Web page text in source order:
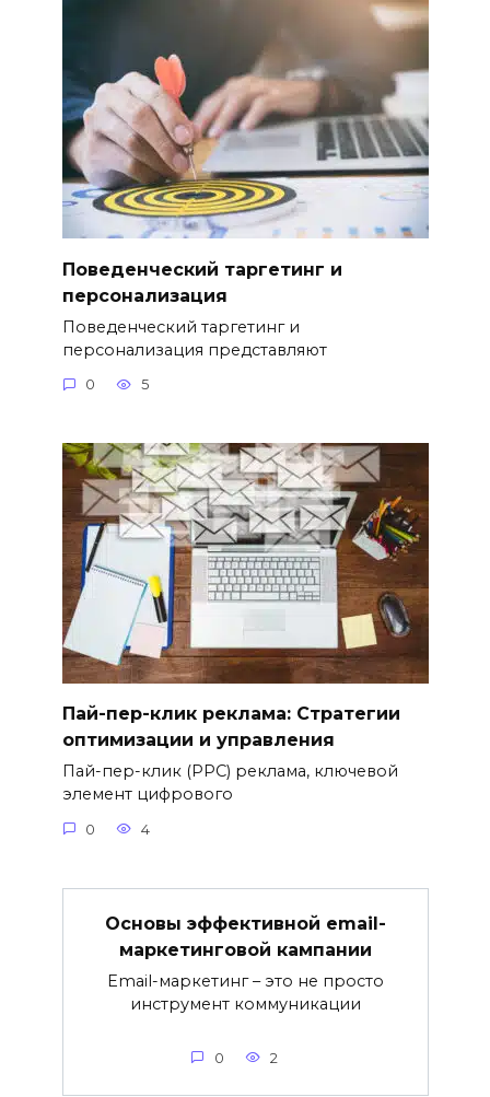
Поведенческий таргетинг и
персонализация
Поведенческий таргетинг и
персонализация представляют
0 5
Пай-пер-клик реклама: Стратегии
оптимизации и управления
Пай-пер-клик (PPC) реклама, ключевой
элемент цифрового
0 4
Основы эффективной email-
маркетинговой кампании
Email-маркетинг – это не просто
инструмент коммуникации
0 2